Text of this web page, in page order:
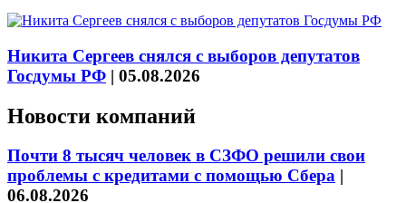
Никита Сергеев снялся с выборов депутатов
Госдумы РФ | 05.08.2026
Новости компаний
Почти 8 тысяч человек в СЗФО решили свои
проблемы с кредитами с помощью Сбера |
06.08.2026